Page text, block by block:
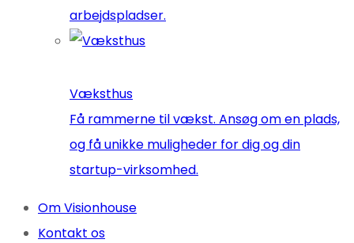
arbejdspladser.
Væksthus
Få rammerne til vækst. Ansøg om en plads,
og få unikke muligheder for dig og din
startup-virksomhed.
Om Visionhouse
Kontakt os